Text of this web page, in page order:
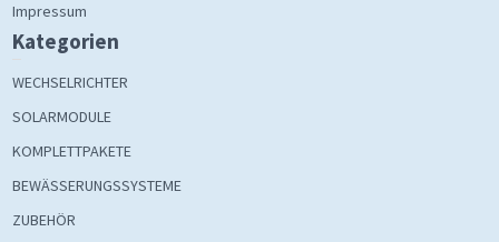
Impressum
Kategorien
WECHSELRICHTER
SOLARMODULE
KOMPLETTPAKETE
BEWÄSSERUNGSSYSTEME
ZUBEHÖR